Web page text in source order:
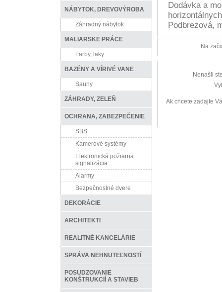
NÁBYTOK, DREVOVÝROBA
Záhradný nábytok
MALIARSKE PRÁCE
Farby, laky
BAZÉNY A VÍRIVÉ VANE
Sauny
ZÁHRADY, ZELEŇ
OCHRANA, ZABEZPEČENIE
SBS
Kamerové systémy
Elektronická požiarna
signalizácia
Alarmy
Bezpečnostné dvere
DEKORÁCIE
ARCHITEKTI
REALITNÉ KANCELÁRIE
SPRÁVA NEHNUTEĽNOSTÍ
POSUDZOVANIE
KONŠTRUKCIÍ A STAVIEB
Dodávka a
Podbrezová,
Na
Nenašli
Ak chcete zadajte